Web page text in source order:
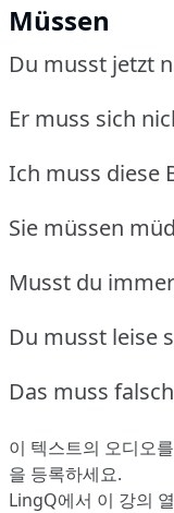
Müssen
Du musst jetzt
Er muss sich
Ich muss diese
Sie müssen
Musst du
Du musst leise
Das muss
이 텍스트의 오디오
을 등록하세요.
LingQ에서 이 강의